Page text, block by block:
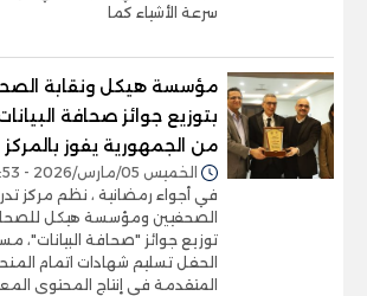
سرعة الأشياء كما
مؤسسة هيكل ونقابة
بتوزيع جوائز صحافة
من الجمهورية يفوز بالمركز
الخميس 05/مارس/2026 - 01:53 م
في أجواء رمضانية ، نظم مركز
الصحفيين ومؤسسة هيكل
توزيع جوائز "صحافة
الحفل تسليم شهادات اتمام
المتقدمة في إنتاج المحتوى